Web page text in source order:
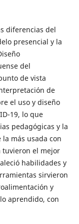
diferencias del
presencial y la
del
de vista
de
el uso y diseño
19, lo que
pedagógicas y la
más usada con
tuvieron el mejor
habilidades y
sirvieron
y
aprendido, con